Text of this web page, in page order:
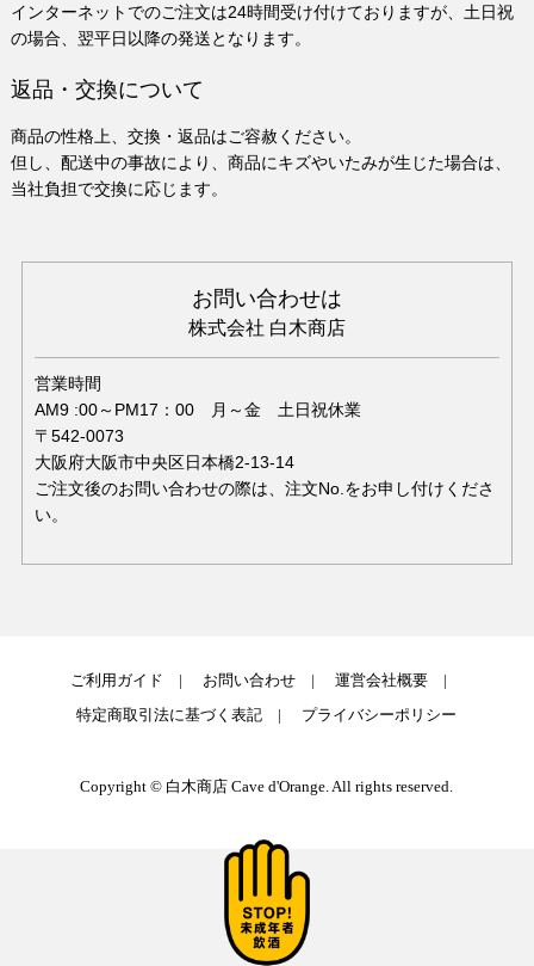
インターネットでのご注文は24時間受け付けておりますが、土日祝
の場合、翌平日以降の発送となります。
返品・交換について
商品の性格上、交換・返品はご容赦ください。
但し、配送中の事故により、商品にキズやいたみが生じた場合は、
当社負担で交換に応じます。
お問い合わせは
株式会社 白木商店
営業時間
AM9 :00～PM17：00 月～金 土日祝休業
〒542-0073
大阪府大阪市中央区日本橋2-13-14
ご注文後のお問い合わせの際は、注文No.をお申し付けくださ
い。
ご利用ガイド お問い合わせ
運営会社概要
特定商取引法に基づく表記
プライバシーポリシー
Copyright © 白木商店 Cave d'Orange. All rights reserved.